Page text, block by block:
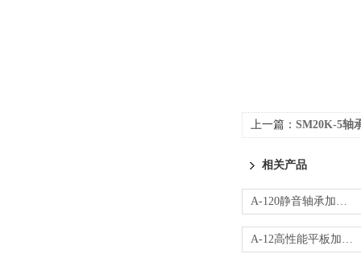
上一篇： SM20K-5轴
相关产品
A-120静音轴承加热器
A-12高性能平板加热器